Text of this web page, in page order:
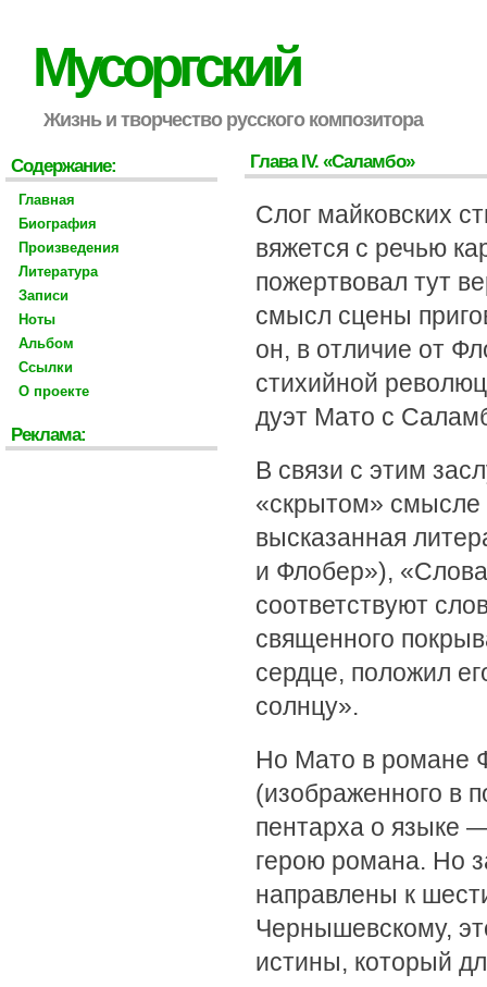
Мусоргский
Жизнь и творчество русского композитора
Глава IV. «Саламбо»
Слог майковских
вяжется с речью
пожертвовал тут
смысл сцены
он, в отличие от
стихийной
дуэт Мато с
В связи с этим
«скрытом» смысле
высказанная
и Флобер»),
соответствуют
священного
сердце, положил
солнцу».
Но Мато в романе
(изображенного в
пентарха о языке
герою романа. Но
направлены к
Чернышевскому,
истины, который
Содержание:
Главная
Биография
Произведения
Литература
Записи
Ноты
Альбом
Ссылки
О проекте
Реклама: